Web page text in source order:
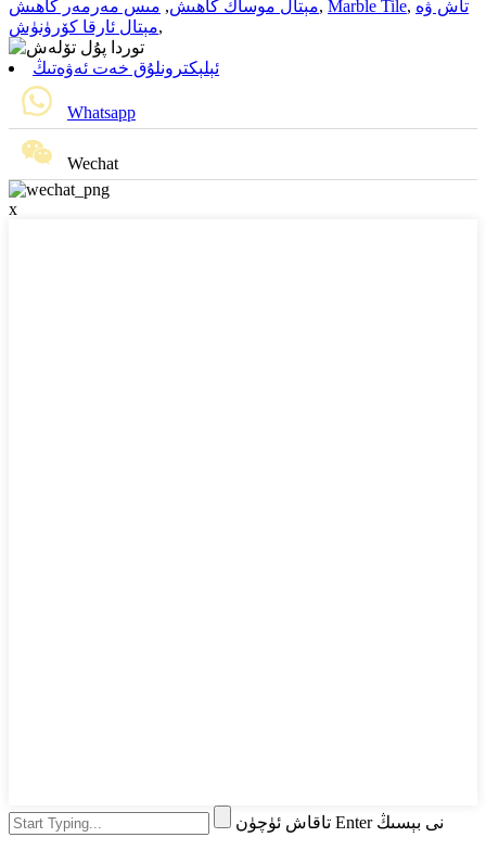
مېتال موساك كاھىش, مىس مەرمەر كاھىش , Marble Tile, تاش ۋە
مېتال ئارقا كۆرۈنۈش,
ئېلېكترونلۇق خەت ئەۋەتىڭ
Whatsapp
Wechat
x
تاقاش ئۈچۈن Enter نى بېسىڭ